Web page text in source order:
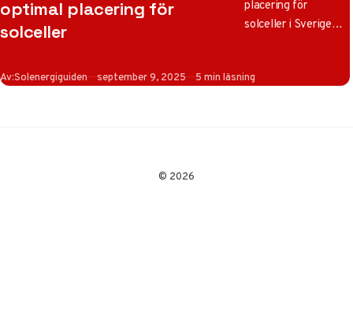
optimal placering för
solceller
placering för
solceller i Sverige
solinstrålning och
Av:Solenergiguiden Publicerad
september 9, 2025 5 min läsning
© 2026